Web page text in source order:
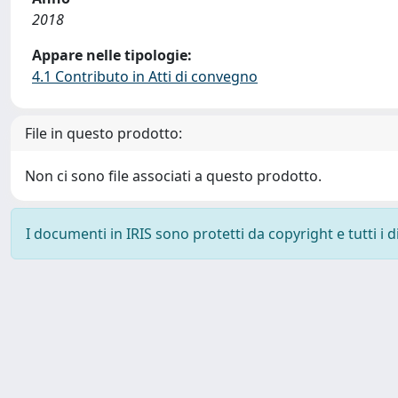
2018
Appare nelle tipologie:
4.1 Contributo in Atti di convegno
File in questo prodotto:
Non ci sono file associati a questo prodotto.
I documenti in IRIS sono protetti da copyright e tutti i